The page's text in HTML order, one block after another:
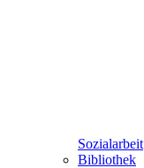
Sozialarbeit
Bibliothek